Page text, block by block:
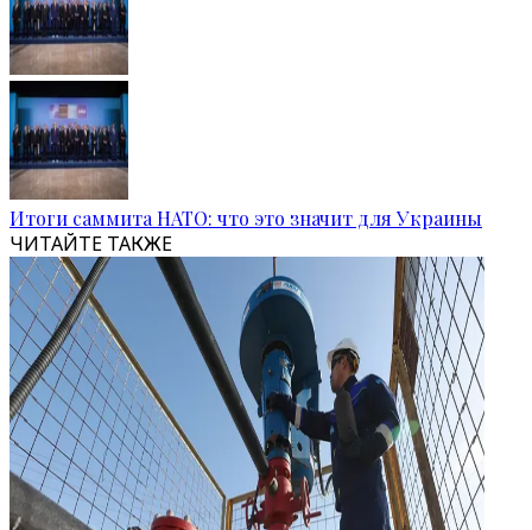
Итоги саммита НАТО: что это значит для Украины
ЧИТАЙТЕ ТАКЖЕ